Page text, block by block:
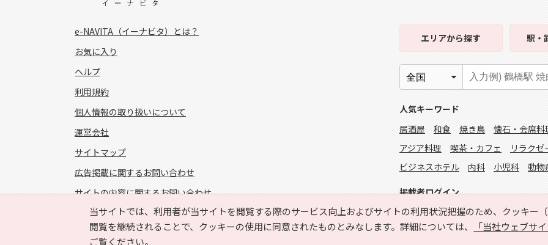
当サイトでは、利用者が当サイトを閲覧する際のサービス向上およびサイトの利用状況把握のため、クッキー
閲覧を継続されることで、クッキーの使用に同意されたものとみなします。詳細については、
「当社ウェブサ
ご覧ください。
e-NAVITA（イーナビタ）とは？
お気に入り
ヘルプ
利用規約
個人情報の取り扱いについて
運営会社
サイトマップ
広告掲載に関するお問い合わせ
サイトの内容に関するお問い合わせ
エリアから探す 駅・
人気キーワード
居酒屋
和食 焼き鳥 懐石・会席料
アジア料理
喫茶・カフェ リラクゼ
ビジネスホテル
内科 小児科 動物
掲載者ログイン
FOLLOW US!